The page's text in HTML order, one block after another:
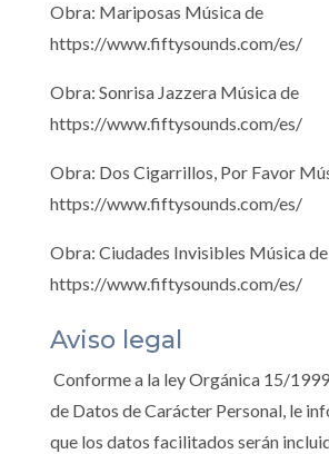
Obra: Mariposas Música de
https://www.fiftysounds.com/es/
Obra: Sonrisa Jazzera Música de
https://www.fiftysounds.com/es/
Obra: Dos Cigarrillos, Por Favor
https://www.fiftysounds.com/es/
Obra: Ciudades Invisibles Música de
https://www.fiftysounds.com/es/
Aviso legal
Conforme a la ley Orgánica 15/
de Datos de Carácter Personal, le
que los datos facilitados serán